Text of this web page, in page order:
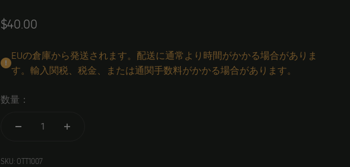
Angebot
$40.00
EUの倉庫から発送されます。配送に通常より時間がかかる場合がありま
す。輸入関税、税金、または通関手数料がかかる場合があります。
数量：
SKU: OTT1007